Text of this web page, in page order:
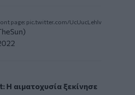
page: pic.twitter.com/UcUucLehlv
Η αιματοχυσία ξεκίνησε